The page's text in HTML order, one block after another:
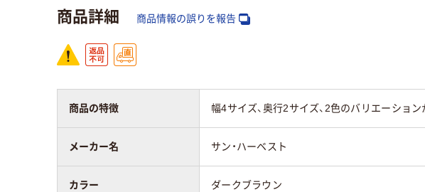
10.5kg
1年
質量
保証期間
商品詳細 商品情報の誤りを報告
商品の特徴 幅4サイズ、奥行2サイズ、2色のバリエーショ
メーカー名 サン・ハーベスト
カラー ダークブラウン